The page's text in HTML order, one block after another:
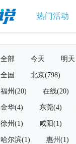
热门活动
全部 今天 明天
全国 北京(798)
福州(20) 在线(20)
金华(4) 东莞(4)
徐州(1) 咸阳(1)
哈尔滨(1) 惠州(1)